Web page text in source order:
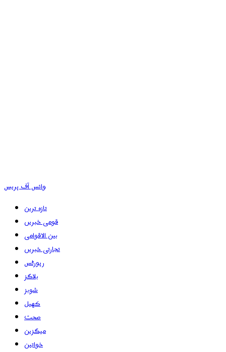
وائس آف پریس
تازہ ترین
قومی خبریں
بین الاقوامی
تجارتی خبریں
رپورٹس
بلاگز
شوبز
کھیل
صحت
میگزین
خواتین